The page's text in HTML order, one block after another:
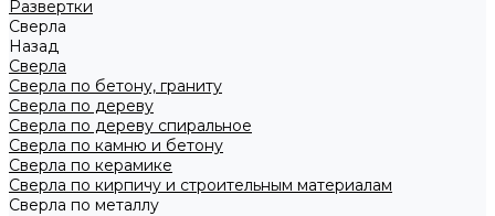
Развертки
Сверла
Назад
Сверла
Сверла по бетону, граниту
Сверла по дереву
Сверла по дереву спиральное
Сверла по камню и бетону
Сверла по керамике
Сверла по кирпичу и строительным материалам
Сверла по металлу